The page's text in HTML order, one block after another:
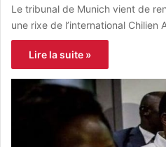
Le tribunal de Munich vient de
une rixe de l’international Chilien
Lire la suite »